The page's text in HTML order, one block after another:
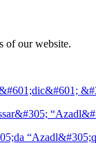
of our website.